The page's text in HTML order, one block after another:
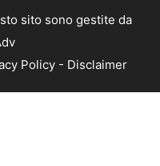
sito sono gestite da
Policy - Disclaimer